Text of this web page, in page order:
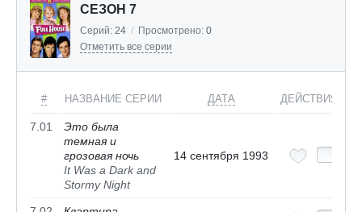
СЕЗОН 7
Серий: 24 / Просмотрено: 0
Отметить все серии
# НАЗВАНИЕ СЕРИИ ДАТА ДЕЙСТВИЯ
7.01
Это была
темная и
грозовая ночь
It Was a Dark and
Stormy Night
14 сентября 1993